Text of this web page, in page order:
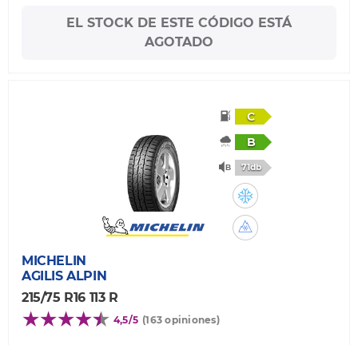
EL STOCK DE ESTE CÓDIGO ESTÁ
AGOTADO
C
B
71db
MICHELIN
AGILIS ALPIN
215/75 R16 113 R
4,5/5 (163 opiniones)